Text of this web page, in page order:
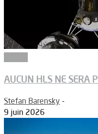
AUCUN HLS NE SERA
Stefan Barensky -
9 juin 2026